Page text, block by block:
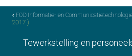
FOD Informatie- en
2017 )
Tewerkstelling en